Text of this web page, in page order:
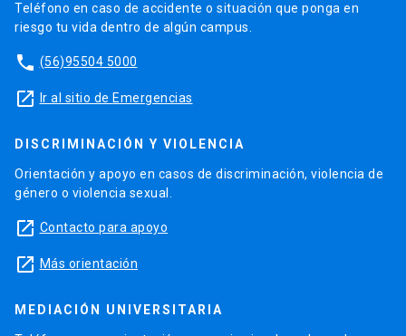
Teléfono en caso de accidente o situación que ponga en
riesgo tu vida dentro de algún campus.
phone (56)95504 5000
launch Ir al sitio de Emergencias
DISCRIMINACIÓN Y VIOLENCIA
Orientación y apoyo en casos de discriminación, violencia de
género o violencia sexual.
launch Contacto para apoyo
launch Más orientación
MEDIACIÓN UNIVERSITARIA